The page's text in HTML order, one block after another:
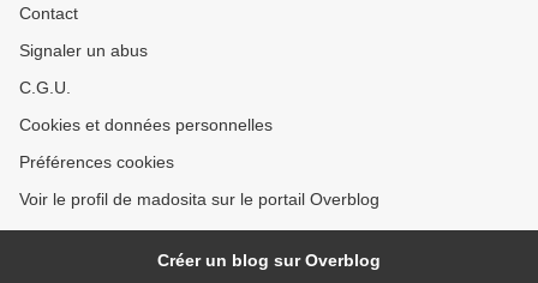
Contact
Signaler un abus
C.G.U.
Cookies et données personnelles
Préférences cookies
Voir le profil de madosita sur le portail Overblog
Créer un blog sur Overblog